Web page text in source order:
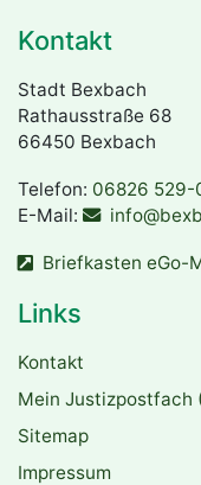
Kontakt
Stadt Bexbach
Rathausstraße 68
66450 Bexbach
Telefon: 06826 529-
E-Mail:
Briefkasten eGo-
Links
Kontakt
Mein Justizpostfach
Sitemap
Impressum